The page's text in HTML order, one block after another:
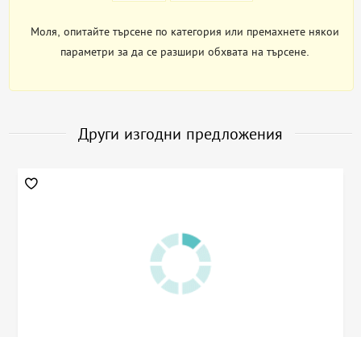
Моля, опитайте търсене по категория или премахнете някои
параметри за да се разшири обхвата на търсене.
Други изгодни предложения